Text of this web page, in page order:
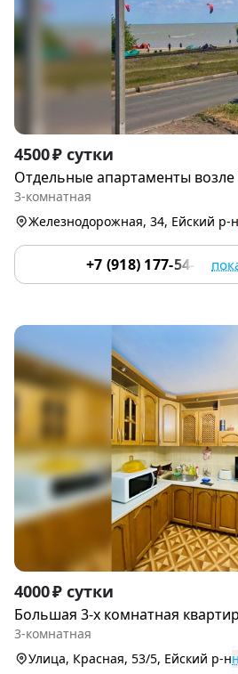
Item
1
of
4500 ₽ сутки
Отдельные апартаменты
3-комнатная
Железнодорожная, 34, Ейский р-н
+7 (918) 177-54-24
Item
1
of
4000 ₽ сутки
Большая 3-х комнатная
3-комнатная
Улица, Красная, 53/5, Ейский р-н